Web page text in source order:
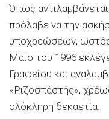
Όπως
πρόλαβε να την
υποχρεώσεων,
Μάιο του 1996
Γραφείου και
«Ριζοσπάστης»,
ολόκληρη δεκαετία.